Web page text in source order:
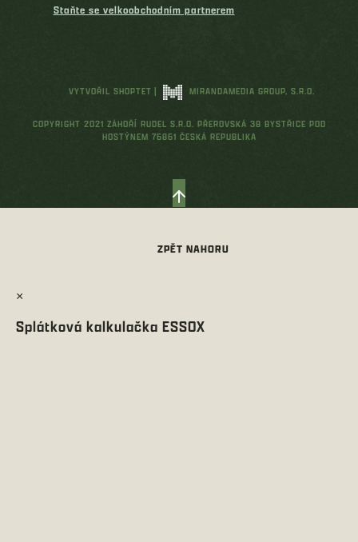
Staňte se velkoobchodním partnerem
VYTVOŘIL SHOPTET | MIRANDAMEDIA GROUP, S.R.O.
COPYRIGHT 2021 ZÁHOŘÍ RUDEL S.R.O. PŘEROVSKÁ 38 BYSTŘICE POD
HOSTÝNEM 76861 ČESKÁ REPUBLIKA
×
Splátková kalkulačka ESSOX